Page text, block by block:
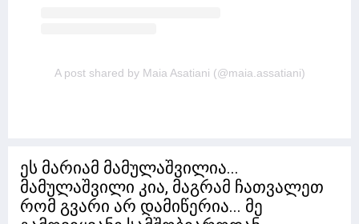
A post shared by Maia Asatiani (@maia.assatiani)
ეს მარიამ მამულაშვილია...
მამულაშვილი კია, მაგრამ ჩათვალეთ
რომ გვარი არ დამიწერია... მე